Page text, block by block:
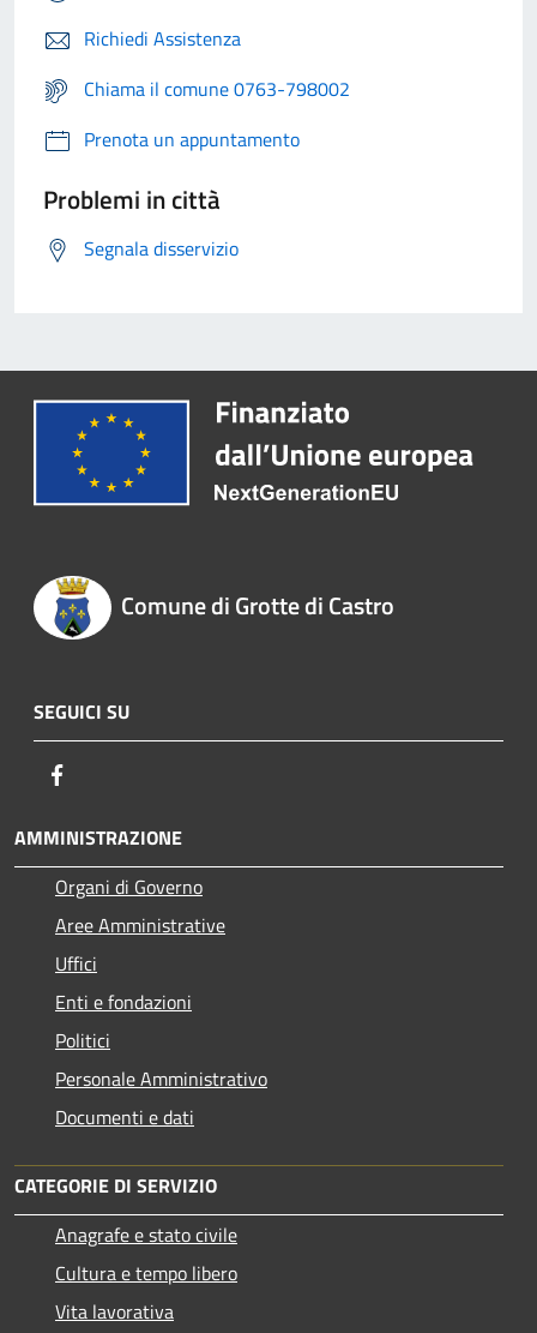
Richiedi Assistenza
Chiama il comune 0763-798002
Prenota un appuntamento
Problemi in città
Segnala disservizio
Comune di Grotte di Castro
SEGUICI SU
AMMINISTRAZIONE
Organi di Governo
Aree Amministrative
Uffici
Enti e fondazioni
Politici
Personale Amministrativo
Documenti e dati
CATEGORIE DI SERVIZIO
Anagrafe e stato civile
Cultura e tempo libero
Vita lavorativa